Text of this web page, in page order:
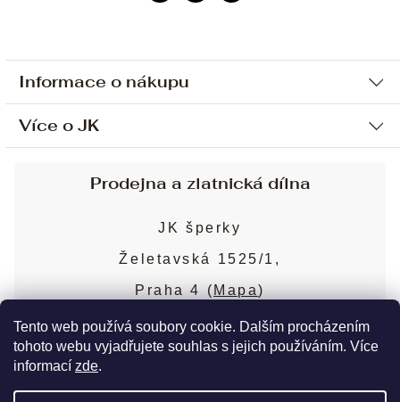
Tento web používá soubory cookie. Dalším procházením
tohoto webu vyjadřujete souhlas s jejich používáním. Více
informací zde.
Informace o nákupu
Ochrana osobních údajů
Sjednání osobní schůzky
Obchodní podmínky
Puncovní značky
Více o JK
Blog
Nejčastější dotazy
Prodejna a zlatnická dílna
JK šperky
Želetavská 1525/1,
Praha 4 ( Mapa)
Více o prodejně
Copyright 2026JK šperky. Všechna práva